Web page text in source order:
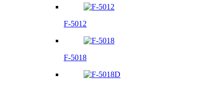
F-5012
F-5018